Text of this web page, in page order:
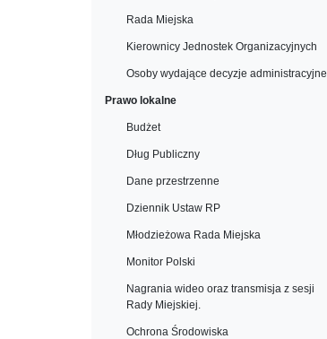
Rada Miejska
Kierownicy Jednostek Organizacyjnych
Osoby wydające decyzje administracyjne
Prawo lokalne
Budżet
Dług Publiczny
Dane przestrzenne
Dziennik Ustaw RP
Młodzieżowa Rada Miejska
Monitor Polski
Nagrania wideo oraz transmisja z sesji
Rady Miejskiej.
Ochrona Środowiska